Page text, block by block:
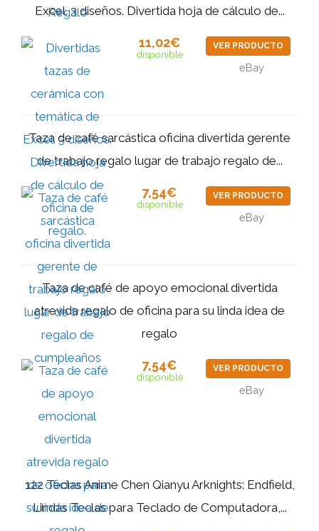
Excel. 3 diseños. Divertida hoja de cálculo de...
11,02€
disponible
VER PRODUCTO
eBay
Taza de café sarcástica oficina divertida gerente
de trabajo regalo lugar de trabajo regalo de...
7,54€
disponible
VER PRODUCTO
eBay
Taza de café de apoyo emocional divertida
atrevida regalo de oficina para su linda idea de
regalo
7,54€
disponible
VER PRODUCTO
eBay
122 Teclas Anime Chen Qianyu Arknights: Endfield,
Lindas Teclas para Teclado de Computadora,...